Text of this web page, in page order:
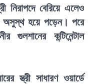
নিরাপদে বেরিয়ে এলেও
অসুস্থ হয়ে পড়েন। পরে
গুলশানের কন্টিনেন্টাল
স্ত্রী সাধারণ ওয়ার্ডে